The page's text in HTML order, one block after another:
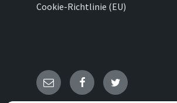
Cookie-Richtlinie (EU)
E- FacebookTwitter